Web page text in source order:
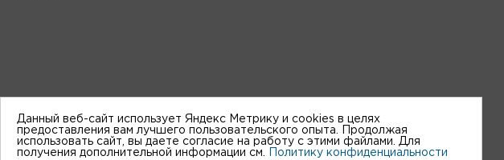
Данный веб-сайт использует Яндекс Метрику и cookies в целях
предоставления вам лучшего пользовательского опыта. Продолжая
использовать сайт, вы даете согласие на работу с этими файлами. Для
получения дополнительной информации см.
Политику конфиденциальности